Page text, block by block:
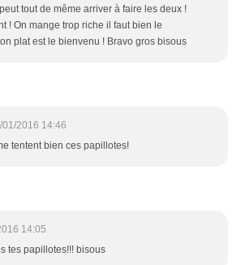
tout de même arriver à faire les deux !
! On mange trop riche il faut bien le
plat est le bienvenu ! Bravo gros bisous
01/2016 14:46
tentent bien ces papillotes!
14:05
tes papillotes!!! bisous